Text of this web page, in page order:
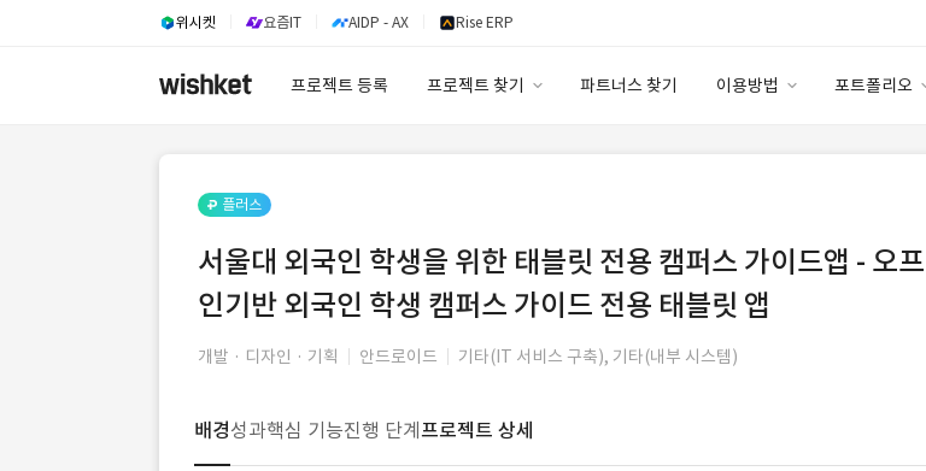
위시켓 요즘IT AIDP - AX Rise ERP
프로젝트 등록 프로젝트 찾기 파트너스 찾기 이용방법 포트폴리오
고객센터
플러스
서울대 외국인 학생을 위한 태블릿 전용 캠퍼스 가이드앱 - 오
인기반 외국인 학생 캠퍼스 가이드 전용 태블릿 앱
개발 · 디자인 · 기획 안드로이드 기타(IT 서비스 구축), 기타(내부 시스템)
배경성과핵심 기능진행 단계 프로젝트 상세